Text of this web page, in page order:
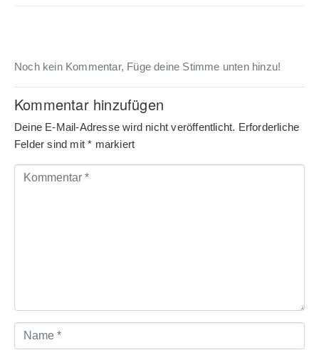
Noch kein Kommentar, Füge deine Stimme unten hinzu!
Kommentar hinzufügen
Deine E-Mail-Adresse wird nicht veröffentlicht. Erforderliche
Felder sind mit* markiert
Kommentar
Name
*